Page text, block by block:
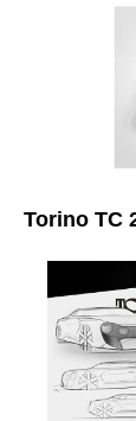
Torino TC